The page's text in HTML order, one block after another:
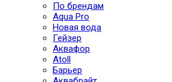
По брендам
Aqua Pro
Новая вода
Гейзер
Аквафор
Atoll
Барьер